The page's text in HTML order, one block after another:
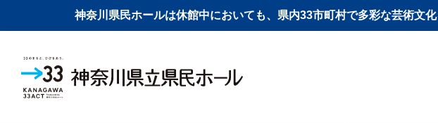
神奈川県民ホールは休館中においても、県内33市町村で多彩な芸術文